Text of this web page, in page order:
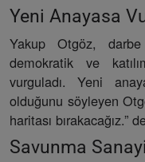
Yeni Anayasa
Yakup Otgöz,
demokratik ve
vurguladı. Yeni
olduğunu söyleyen
haritası bırakacağız.”
Savunma